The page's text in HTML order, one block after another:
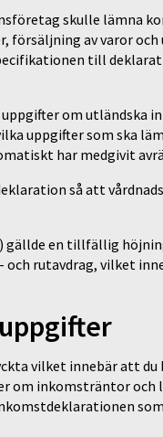
skulle lämna
försäljning av varor
till
om utländska
uppgifter som ska
har medgivit
så att
gällde en tillfällig
och rutavdrag, vilket
vilket innebär att
om inkomsträntor